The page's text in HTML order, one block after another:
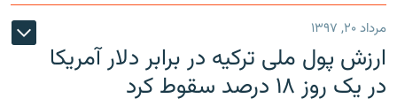
مرداد ۲۰, ۱۳۹۷
ارزش پول ملی ترکیه در برابر دلار آمریکا
در یک روز ۱۸ درصد سقوط کرد